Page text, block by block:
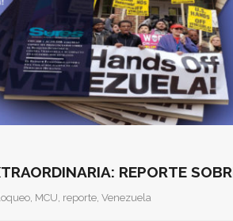
REPORTE
, MCU, reporte, Venezuela